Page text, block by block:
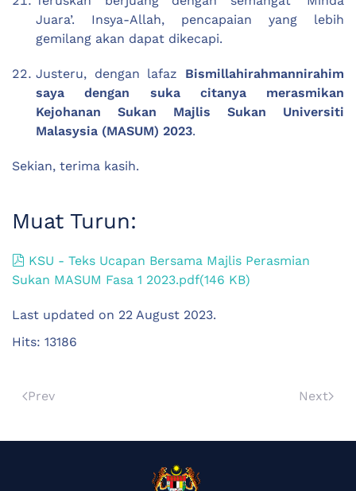
Juara’. Insya-Allah, pencapaian yang lebih
gemilang akan dapat dikecapi.
Justeru, dengan lafaz Bismillahirahmannirahim
saya dengan suka citanya merasmikan
Kejohanan Sukan Majlis Sukan Universiti
Malasysia (MASUM) 2023.
Sekian, terima kasih.
Muat Turun:
pdf
KSU - Teks Ucapan Bersama Majlis Perasmian
Sukan MASUM Fasa 1 2023.pdf(146 KB)
Last updated on 22 August 2023.
Hits: 13186
Prev Next